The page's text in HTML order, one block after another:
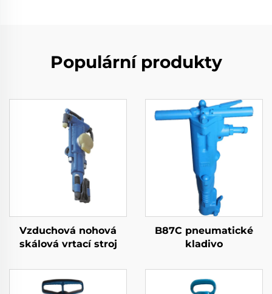
Populární produkty
Vzduchová nohová
skálová vrtací stroj
B87C pneumatické
kladivo